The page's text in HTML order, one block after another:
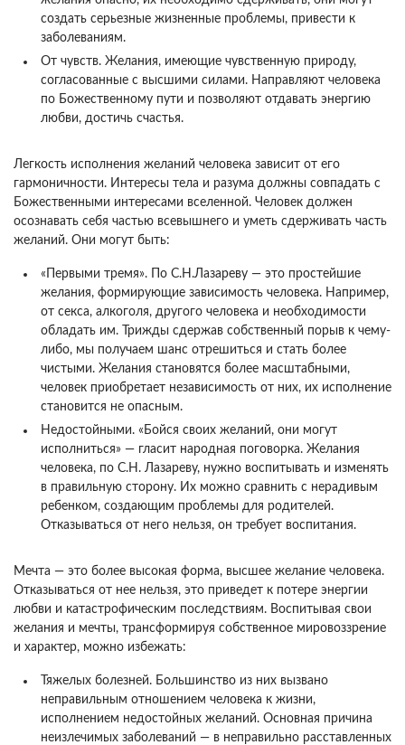
создать серьезные жизненные проблемы, привести к
заболеваниям.
От чувств. Желания, имеющие чувственную природу,
согласованные с высшими силами. Направляют человека
по Божественному пути и позволяют отдавать энергию
любви, достичь счастья.
Легкость исполнения желаний человека зависит от его
гармоничности. Интересы тела и разума должны совпадать с
Божественными интересами вселенной. Человек должен
осознавать себя частью всевышнего и уметь сдерживать часть
желаний. Они могут быть:
«‎Первыми тремя». По С.Н.Лазареву — это простейшие
желания, формирующие зависимость человека. Например,
от секса, алкоголя, другого человека и необходимости
обладать им. Трижды сдержав собственный порыв к чему-
либо, мы получаем шанс отрешиться и стать более
чистыми. Желания становятся более масштабными,
человек приобретает независимость от них, их исполнение
становится не опасным.
Недостойными. «‎Бойся своих желаний, они могут
исполниться» — гласит народная поговорка. Желания
человека, по С.Н. Лазареву, нужно воспитывать и изменять
в правильную сторону. Их можно сравнить с нерадивым
ребенком, создающим проблемы для родителей.
Отказываться от него нельзя, он требует воспитания.
Мечта — это более высокая форма, высшее желание человека.
Отказываться от нее нельзя, это приведет к потере энергии
любви и катастрофическим последствиям. Воспитывая свои
желания и мечты, трансформируя собственное мировоззрение
и характер, можно избежать:
Тяжелых болезней. Большинство из них вызвано
неправильным отношением человека к жизни,
исполнением недостойных желаний. Основная причина
неизлечимых заболеваний — в неправильно расставленных